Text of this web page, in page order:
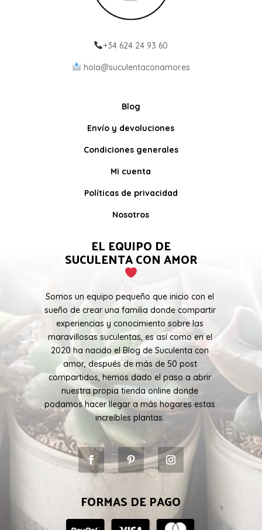
+34 624 24 93 60
hola@suculentaconamor.es
Blog
Envío y devoluciones
Condiciones generales
Mi cuenta
Políticas de privacidad
Nosotros
EL EQUIPO DE
SUCULENTA CON AMOR
Somos un equipo pequeño que inicio con el
sueño de crear una familia donde compartir
experiencias y conocimiento sobre las
maravillosas suculentas, es así como en el
2020 ha nacido el Blog de Suculenta con
amor, después de más de 50 post
compartidos, hemos dado el paso a abrir
nuestra propia tienda online donde
podamos hacer llegar a más hogares estas
increíbles plantas.
FORMAS DE PAGO